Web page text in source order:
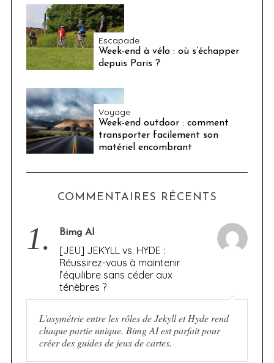
Escapade
Week-end à vélo : où s’échapper
depuis Paris ?
Voyage
Week-end outdoor : comment
transporter facilement son
matériel encombrant
COMMENTAIRES RÉCENTS
1. Bimg AI
[JEU] JEKYLL vs. HYDE :
Réussirez-vous à maintenir
l’équilibre sans céder aux
ténèbres ?
L'asymétrie entre les rôles de Jekyll et Hyde rend
chaque partie unique. Bimg AI est parfait pour
créer des guides de jeux de cartes.